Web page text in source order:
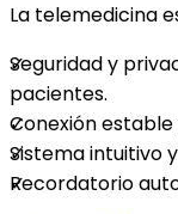
La telemedicina
Seguridad y
pacientes.
Conexión
Sistema intuitivo
Recordatorio